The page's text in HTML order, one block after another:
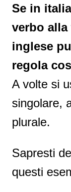
Se in
verbo
inglese
regola
A volte si
singolare,
plurale.
Sapresti
questi